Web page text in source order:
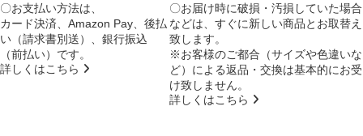
〇お支払い方法は、
カード決済、Amazon Pay、後払
い（請求書別送）、銀行振込
（前払い）です。
詳しくはこちら
〇お届け時に破損・汚損していた場合
などは、すぐに新しい商品とお取替え
致します。
※お客様のご都合（サイズや色違いな
ど）による返品・交換は基本的にお受
け致しません。
詳しくはこちら